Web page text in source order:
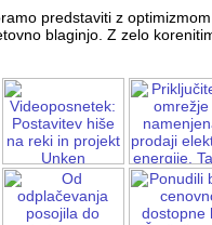
predstaviti z
blaginjo. Z zelo